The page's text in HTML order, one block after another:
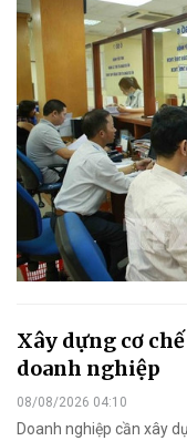
Xây dựng cơ
doanh nghiệp
08/08/2026 04:10
Doanh nghiệp cần xây